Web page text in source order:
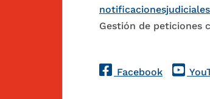
Gestión de peticiones
Redes Sociales
Facebook